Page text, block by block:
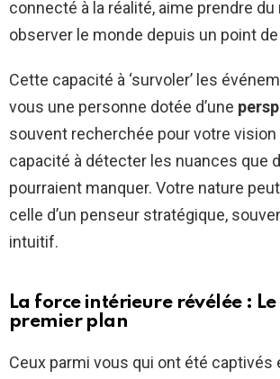
connecté à la réalité, aime prendre
observer le monde depuis un point
Cette capacité à ‘survoler’ les
vous une personne dotée d’une
souvent recherchée pour votre vision
capacité à détecter les nuances que
pourraient manquer. Votre nature
celle d’un penseur stratégique,
intuitif.
La force intérieure révélée :
premier plan
Ceux parmi vous qui ont été captivés